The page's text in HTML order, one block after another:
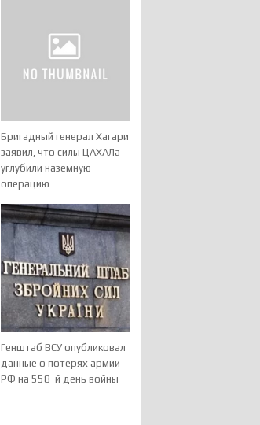
Бригадный генерал Хагари
заявил, что силы ЦАХАЛа
углубили наземную
операцию
Генштаб ВСУ опубликовал
данные о потерях армии
РФ на 558-й день войны